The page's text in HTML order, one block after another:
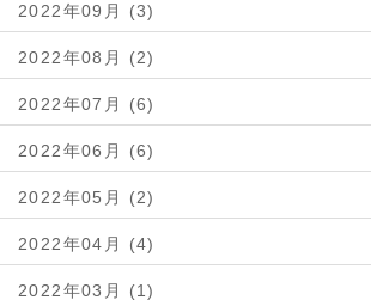
2022年09月 (3)
2022年08月 (2)
2022年07月 (6)
2022年06月 (6)
2022年05月 (2)
2022年04月 (4)
2022年03月 (1)